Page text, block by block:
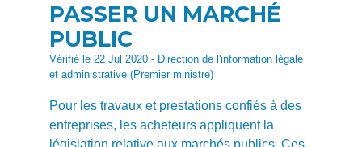
PASSER UN MARCHÉ
PUBLIC
Vérifié le 22 Jul 2020 - Direction de l'information légale
et administrative (Premier ministre)
Pour les travaux et prestations confiés à des
entreprises, les acheteurs appliquent la
législation relative aux marchés publics. Ces